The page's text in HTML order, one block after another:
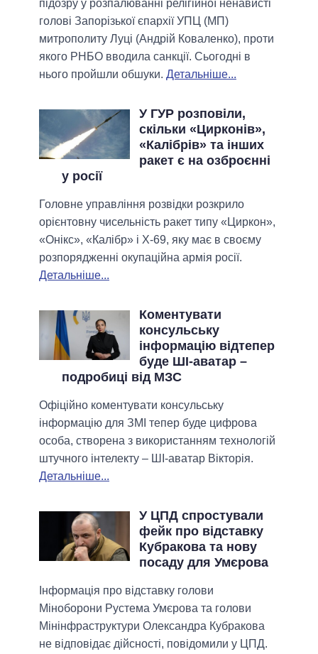
підозру у розпалюванні релігійної ненависті
голові Запорізької єпархії УПЦ (МП)
митрополиту Луці (Андрій Коваленко), проти
якого РНБО вводила санкції. Сьогодні в
нього пройшли обшуки. Детальніше...
У ГУР розповіли,
скільки «Цирконів»,
«Калібрів» та інших
ракет є на озброєнні
у росії
Головне управління розвідки розкрило
орієнтовну чисельність ракет типу «Циркон»,
«Онікс», «Калібр» і Х-69, яку має в своєму
розпорядженні окупаційна армія росії.
Детальніше...
Коментувати
консульську
інформацію відтепер
буде ШІ-аватар –
подробиці від МЗС
Офіційно коментувати консульську
інформацію для ЗМІ тепер буде цифрова
особа, створена з використанням технологій
штучного інтелекту – ШІ-аватар Вікторія.
Детальніше...
У ЦПД спростували
фейк про відставку
Кубракова та нову
посаду для Умєрова
Інформація про відставку голови
Міноборони Рустема Умєрова та голови
Мінінфраструктури Олександра Кубракова
не відповідає дійсності, повідомили у ЦПД.